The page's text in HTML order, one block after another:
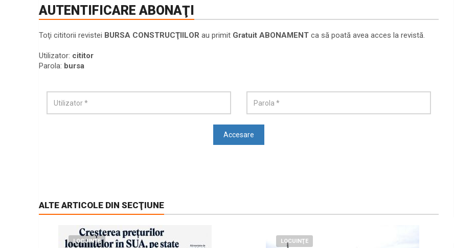
AUTENTIFICARE ABONAŢI
Toţi cititorii revistei BURSA CONSTRUCŢIILOR au primit Gratuit ABONAMENT ca să poată avea acces la revistă.
Utilizator: cititor
Parola: bursa
Accesare
ALTE ARTICOLE DIN SECŢIUNE
LOCUINŢE LOCUINŢE